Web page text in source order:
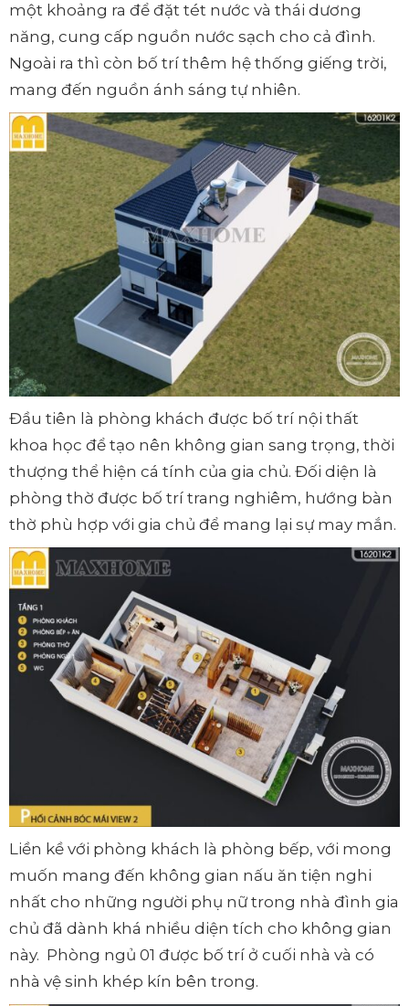
một khoảng ra để đặt tét nước và thái dương
năng, cung cấp nguồn nước sạch cho cả đình.
Ngoài ra thì còn bố trí thêm hệ thống giếng trời,
mang đến nguồn ánh sáng tự nhiên.
Đầu tiên là phòng khách được bố trí nội thất
khoa học để tạo nên không gian sang trọng, thời
thượng thể hiện cá tính của gia chủ. Đối diện là
phòng thờ được bố trí trang nghiêm, hướng bàn
thờ phù hợp với gia chủ để mang lại sự may mắn.
Liền kề với phòng khách là phòng bếp, với mong
muốn mang đến không gian nấu ăn tiện nghi
nhất cho những người phụ nữ trong nhà đình gia
chủ đã dành khá nhiều diện tích cho không gian
này. Phòng ngủ 01 được bố trí ở cuối nhà và có
nhà vệ sinh khép kín bên trong.